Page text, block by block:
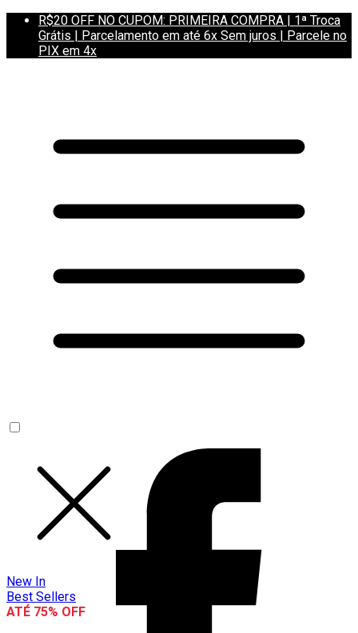
R$20 OFF NO CUPOM: PRIMEIRA COMPRA | 1ª Troca
Grátis | Parcelamento em até 6x Sem juros | Parcele no
PIX em 4x
New In
Best Sellers
ATÉ 75% OFF